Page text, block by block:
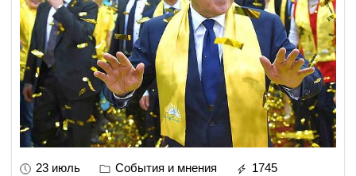
23 июль События и мнения
1745